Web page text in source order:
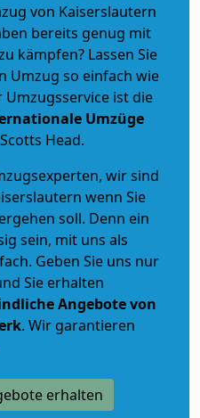
von Kaiserslautern
bereits genug mit
kämpfen? Lassen Sie
Umzug so einfach wie
ist die
Umzüge
Head.
wir sind
wenn Sie
soll. Denn ein
sein, mit uns als
Geben Sie uns nur
Sie erhalten
Angebote von
. Wir garantieren
erhalten